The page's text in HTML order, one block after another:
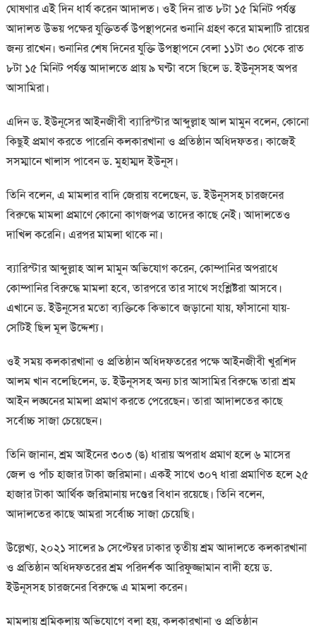
ঘোষণার এই দিন ধার্য করেন আদালত। ওই দিন রাত ৮টা ১৫ মিনিট পর্যন্ত
আদালত উভয় পক্ষের যুক্তিতর্ক উপস্থাপনের শুনানি গ্রহণ করে মামলাটি রায়ের
জন্য রাখেন। শুনানির শেষ দিনের যুক্তি উপস্থাপনে বেলা ১১টা ৩০ থেকে রাত
৮টা ১৫ মিনিট পর্যন্ত আদালতে প্রায় ৯ ঘণ্টা বসে ছিলে ড. ইউনূসসহ অপর
আসামিরা।
এদিন ড. ইউনূসের আইনজীবী ব্যারিস্টার আব্দুল্লাহ আল মামুন বলেন, কোনো
কিছুই প্রমাণ করতে পারেনি কলকারখানা ও প্রতিষ্ঠান অধিদফতর। কাজেই
সসম্মানে খালাস পাবেন ড. মুহাম্মদ ইউনূস।
তিনি বলেন, এ মামলার বাদি জেরায় বলেছেন, ড. ইউনূসসহ চারজনের
বিরুদ্ধে মামলা প্রমাণে কোনো কাগজপত্র তাদের কাছে নেই। আদালতেও
দাখিল করেনি। এরপর মামলা থাকে না।
ব্যারিস্টার আব্দুল্লাহ আল মামুন অভিযোগ করেন, কোম্পানির অপরাধে
কোম্পানির বিরুদ্ধে মামলা হবে, তারপরে তার সাথে সংশ্লিষ্টরা আসবে।
এখানে ড. ইউনূসের মতো ব্যক্তিকে কিভাবে জড়ানো যায়, ফাঁসানো যায়-
সেটিই ছিল মূল উদ্দেশ্য।
ওই সময় কলকারখানা ও প্রতিষ্ঠান অধিদফতরের পক্ষে আইনজীবী খুরশিদ
আলম খান বলেছিলেন, ড. ইউনূসসহ অন্য চার আসামির বিরুদ্ধে তারা শ্রম
আইন লঙ্ঘনের মামলা প্রমাণ করতে পেরেছেন। তারা আদালতের কাছে
সর্বোচ্চ সাজা চেয়েছেন।
তিনি জানান, শ্রম আইনের ৩০৩ (ঙ) ধারায় অপরাধ প্রমাণ হলে ৬ মাসের
জেল ও পাঁচ হাজার টাকা জরিমানা। একই সাথে ৩০৭ ধারা প্রমাণিত হলে ২৫
হাজার টাকা আর্থিক জরিমানায় দণ্ডের বিধান রয়েছে। তিনি বলেন,
আদালতের কাছে আমরা সর্বোচ্চ সাজা চেয়েছি।
উল্লেখ্য, ২০২১ সালের ৯ সেপ্টেম্বর ঢাকার তৃতীয় শ্রম আদালতে কলকারখানা
ও প্রতিষ্ঠান অধিদফতরের শ্রম পরিদর্শক আরিফুজ্জামান বাদী হয়ে ড.
ইউনূসসহ চারজনের বিরুদ্ধে এ মামলা করেন।
মামলায় শ্রমিকলায় অভিযোগে বলা হয়, কলকারখানা ও প্রতিষ্ঠান